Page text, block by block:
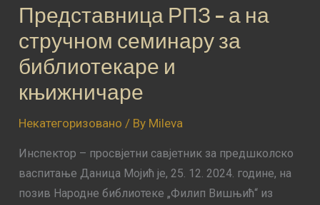
Представница РПЗ – а на
стручном семинару за
библиотекаре и
књижничаре
Некатегоризовано / By Mileva
Инспектор – просвјетни савјетник за предшколско
васпитање Даница Мојић је, 25. 12. 2024. године, на
позив Народне библиотеке „Филип Вишњић“ из